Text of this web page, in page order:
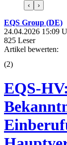
‹ ›
EQS Group (DE)
24.04.2026 15:09
825 Leser
Artikel bewerten:
(2)
EQS-